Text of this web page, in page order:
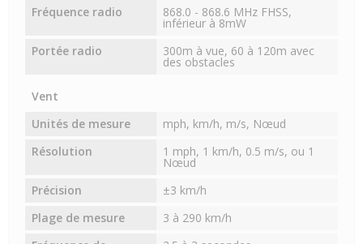
Fréquence radio
868.0 - 868.6 MHz FHSS,
inférieur à 8mW
Portée radio
300m à vue, 60 à 120m avec
des obstacles
Vent
Unités de mesure
mph, km/h, m/s, Nœud
Résolution
1 mph, 1 km/h, 0.5 m/s, ou 1
Nœud
Précision
±3 km/h
Plage de mesure
3 à 290 km/h